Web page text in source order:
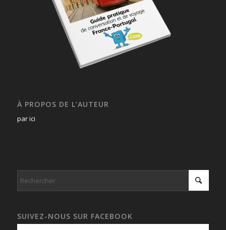
À PROPOS DE L’AUTEUR
par ici
SUIVEZ-NOUS SUR FACEBOOK